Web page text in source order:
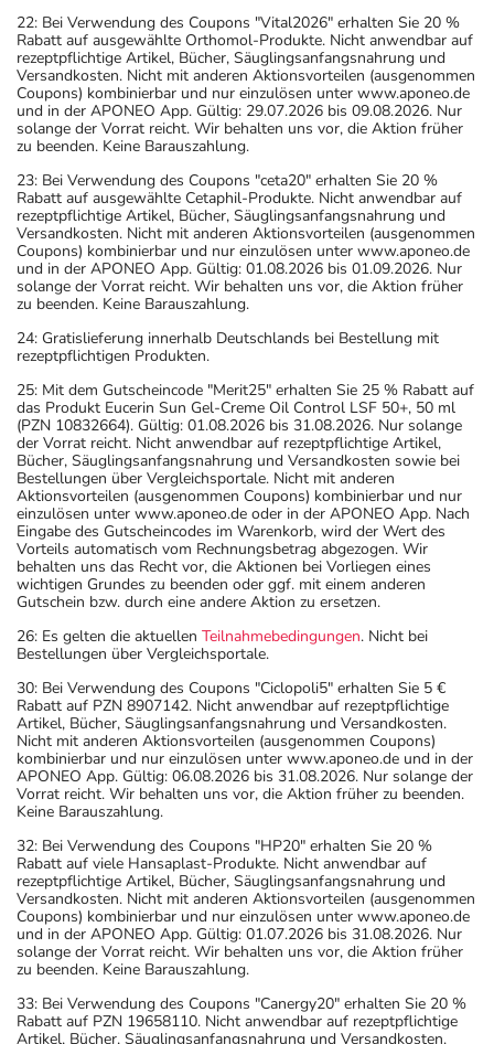
22: Bei Verwendung des Coupons "Vital2026" erhalten Sie 20 %
Rabatt auf ausgewählte Orthomol-Produkte. Nicht anwendbar auf
rezeptpflichtige Artikel, Bücher, Säuglingsanfangsnahrung und
Versandkosten. Nicht mit anderen Aktionsvorteilen (ausgenommen
Coupons) kombinierbar und nur einzulösen unter www.aponeo.de
und in der APONEO App. Gültig: 29.07.2026 bis 09.08.2026. Nur
solange der Vorrat reicht. Wir behalten uns vor, die Aktion früher
zu beenden. Keine Barauszahlung.
23: Bei Verwendung des Coupons "ceta20" erhalten Sie 20 %
Rabatt auf ausgewählte Cetaphil-Produkte. Nicht anwendbar auf
rezeptpflichtige Artikel, Bücher, Säuglingsanfangsnahrung und
Versandkosten. Nicht mit anderen Aktionsvorteilen (ausgenommen
Coupons) kombinierbar und nur einzulösen unter www.aponeo.de
und in der APONEO App. Gültig: 01.08.2026 bis 01.09.2026. Nur
solange der Vorrat reicht. Wir behalten uns vor, die Aktion früher
zu beenden. Keine Barauszahlung.
24: Gratislieferung innerhalb Deutschlands bei Bestellung mit
rezeptpflichtigen Produkten.
25: Mit dem Gutscheincode "Merit25" erhalten Sie 25 % Rabatt auf
das Produkt Eucerin Sun Gel-Creme Oil Control LSF 50+, 50 ml
(PZN 10832664). Gültig: 01.08.2026 bis 31.08.2026. Nur solange
der Vorrat reicht. Nicht anwendbar auf rezeptpflichtige Artikel,
Bücher, Säuglingsanfangsnahrung und Versandkosten sowie bei
Bestellungen über Vergleichsportale. Nicht mit anderen
Aktionsvorteilen (ausgenommen Coupons) kombinierbar und nur
einzulösen unter www.aponeo.de oder in der APONEO App. Nach
Eingabe des Gutscheincodes im Warenkorb, wird der Wert des
Vorteils automatisch vom Rechnungsbetrag abgezogen. Wir
behalten uns das Recht vor, die Aktionen bei Vorliegen eines
wichtigen Grundes zu beenden oder ggf. mit einem anderen
Gutschein bzw. durch eine andere Aktion zu ersetzen.
26: Es gelten die aktuellen Teilnahmebedingungen. Nicht bei
Bestellungen über Vergleichsportale.
30: Bei Verwendung des Coupons "Ciclopoli5" erhalten Sie 5 €
Rabatt auf PZN 8907142. Nicht anwendbar auf rezeptpflichtige
Artikel, Bücher, Säuglingsanfangsnahrung und Versandkosten.
Nicht mit anderen Aktionsvorteilen (ausgenommen Coupons)
kombinierbar und nur einzulösen unter www.aponeo.de und in der
APONEO App. Gültig: 06.08.2026 bis 31.08.2026. Nur solange der
Vorrat reicht. Wir behalten uns vor, die Aktion früher zu beenden.
Keine Barauszahlung.
32: Bei Verwendung des Coupons "HP20" erhalten Sie 20 %
Rabatt auf viele Hansaplast-Produkte. Nicht anwendbar auf
rezeptpflichtige Artikel, Bücher, Säuglingsanfangsnahrung und
Versandkosten. Nicht mit anderen Aktionsvorteilen (ausgenommen
Coupons) kombinierbar und nur einzulösen unter www.aponeo.de
und in der APONEO App. Gültig: 01.07.2026 bis 31.08.2026. Nur
solange der Vorrat reicht. Wir behalten uns vor, die Aktion früher
zu beenden. Keine Barauszahlung.
33: Bei Verwendung des Coupons "Canergy20" erhalten Sie 20 %
Rabatt auf PZN 19658110. Nicht anwendbar auf rezeptpflichtige
Artikel, Bücher, Säuglingsanfangsnahrung und Versandkosten.